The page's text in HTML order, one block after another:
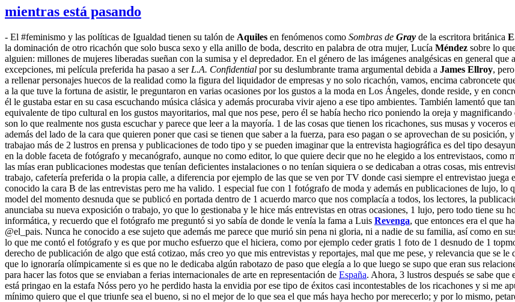
mientras está pasando
- El #feminismo y las políticas de Igualdad tienen su talón de Aquiles en fenómenos como Sombras de Gray de la escritora británica
la dominación de otro ricachón que solo busca sexo y ella anillo de boda, descrito en palabra de otra mujer, Lucía Méndez sobre lo
alguien: millones de mujeres liberadas sueñan con la sumisa y el depredador. En el género de las imágenes analgésicas en general
excepciones, mi película preferida ha pasao a ser L.A. Confidential por su deslumbrante trama argumental debida a James Ellroy,
a rellenar personajes huecos de la realidad como la figura del liquidador de empresas y no solo ricachón, vamos, encima cabroncete
a la que tuve la fortuna de asistir, le preguntaron en varias ocasiones por los gustos a la moda en Los Ángeles, donde reside, y en
él le gustaba estar en su casa escuchando música clásica y además procuraba vivir ajeno a ese tipo ambientes. También lamentó que
equivalente de tipo cultural en los gustos mayoritarios, mal que nos pese, pero él se había hecho rico poniendo la oreja y
son lo que realmente nos gusta escuchar y parece que leer a la mayoría. 1 de las cosas que tienen los ricachones, sus musas y
además del lado de la cara que quieren poner que casi se tienen que saber a la fuerza, para eso pagan o se aprovechan de su
trabajao más de 2 lustros en prensa y publicaciones de todo tipo y se pueden imaginar que la entrevista hagiográfica es del tipo
en la doble faceta de fotógrafo y mecanógrafo, aunque no como editor, lo que quiere decir que no he elegido a los entrevistaos,
las mías eran publicaciones modestas que tenían deficientes instalaciones o no tenían siquiera o se dedicaban a otras cosas, mis
trabajo, cafetería preferida o la propia calle, a diferencia por ejemplo de las que se ven por TV donde casi siempre el entrevistao juega
conocido la cara B de las entrevistas pero me ha valido. 1 especial fue con 1 fotógrafo de moda y además en publicaciones de lujo,
model del momento desnuda que se publicó en portada dentro de 1 acuerdo marco que nos complacía a todos, los lectores, la
anunciaba su nueva exposición o trabajo, yo que lo gestionaba y le hice más entrevistas en otras ocasiones, 1 lujo, pero todo tiene su
informática, y recuerdo que el fotógrafo me preguntó si yo sabía de donde le venía la fama a Luis Revenga, que entonces era el que
@el_pais. Nunca he conocido a ese sujeto que además me parece que murió sin pena ni gloria, ni a nadie de su familia, así como en
lo que me contó el fotógrafo y es que por mucho esfuerzo que el hiciera, como por ejemplo ceder gratis 1 foto de 1 desnudo de 1
derecho de publicación de algo que está cotizao, más creo yo que mis entrevistas y reportajes, mal que me pese, y relevancia que se
que lo ignoraría olímpicamente si es que no le dedicaba algún rabotazo de paso que elegía a lo que luego se supo que eran sus
para hacer las fotos que se enviaban a ferias internacionales de arte en representación de España. Ahora, 3 lustros después se sabe que
está pringao en la estafa Nóss pero yo he perdido hasta la envidia por ese tipo de éxitos casi incontestables de los ricachones y si me
mínimo quiero que el que triunfe sea el bueno, si no el mejor de lo que sea el que más haya hecho por merecerlo; y por lo mismo,